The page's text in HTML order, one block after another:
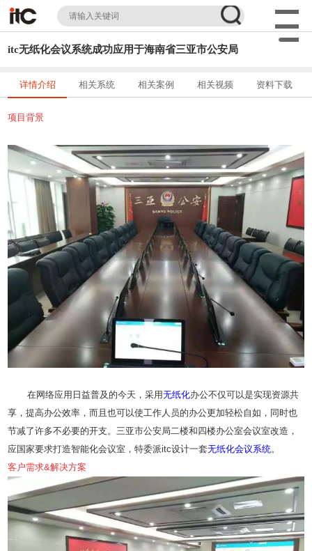
itc无纸化会议系统成功应用于海南省三亚市公安局
详情介绍 相关系统 相关案例 相关视频 资料下载
项目背景
在网络应用日益普及的今天，采用无纸化办公不仅可以是实现资源共
享，提高办公效率，而且也可以使工作人员的办公更加轻松自如，同时也
节减了许多不必要的开支。三亚市公安局二楼和四楼办公室会议室改造，
应国家要求打造智能化会议室，特委派itc设计一套无纸化会议系统。
客户需求&解决方案